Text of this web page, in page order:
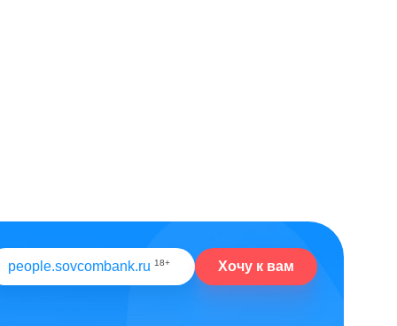
people.sovcombank.ru 18+ Хочу к вам